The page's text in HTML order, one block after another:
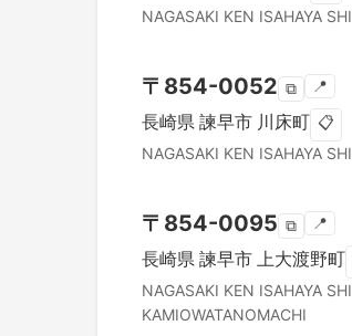
NAGASAKI KEN ISAHAYA SHI
〒 854-0052 ⧉ 📍
長崎県 諫早市 川床町 📋
NAGASAKI KEN ISAHAYA SHI
〒 854-0095 ⧉ 📍
長崎県 諫早市 上大渡野町
NAGASAKI KEN ISAHAYA SHI
KAMIOWATANOMACHI